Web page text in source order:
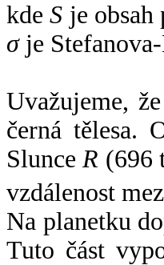
kdeS je
σje
Uvažujeme,
černá tělesa.
SlunceR (696
vzdálenost
Na planetku
Tuto část